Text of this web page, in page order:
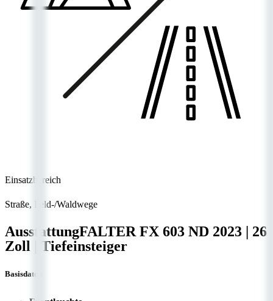
Einsatzbereich
Straße, Feld-/Waldwege
AusstattungFALTER FX 603 ND 2023 | 26
Zoll
Tiefeinsteiger
Basisdaten